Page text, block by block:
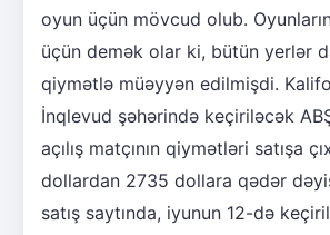
oyun üçün mövcud olub.
üçün demək olar ki, bütün yerlər
qiymətlə müəyyən edilmişdi.
İnqlevud şəhərində keçiriləcək
açılış matçının qiymətləri satışa
dollardan 2735 dollara qədər
satış saytında, iyunun 12-də